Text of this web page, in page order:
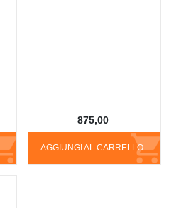
AGGIUNGI AL CARRELLO
875,00